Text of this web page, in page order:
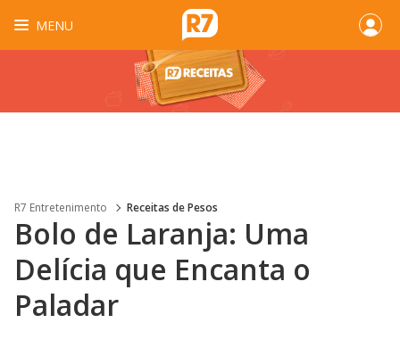
MENU
R7 Entretenimento Receitas de Pesos
Bolo de Laranja: Uma
Delícia que Encanta o
Paladar